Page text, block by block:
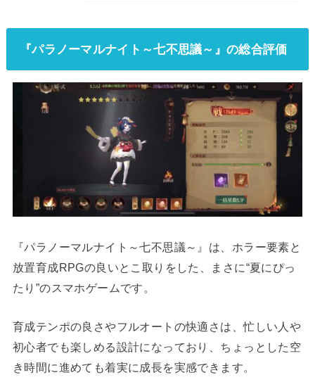
『パラノーマルナイト～七不思議～』の総合評価
『パラノーマルナイト～七不思議～』は、ホラー要素と
放置育成RPGの良いとこ取りをした、まさに“夏にぴっ
たり”のスマホゲームです。
育成テンポの良さやフルオートの快適さは、忙しい人や
初心者でも楽しめる設計になっており、ちょっとした空
き時間に進めても着実に成長を実感できます。